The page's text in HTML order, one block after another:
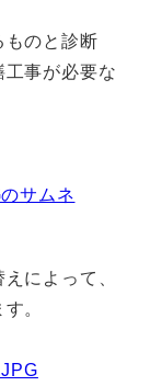
ものと診断
工事が必要な
によって、
。